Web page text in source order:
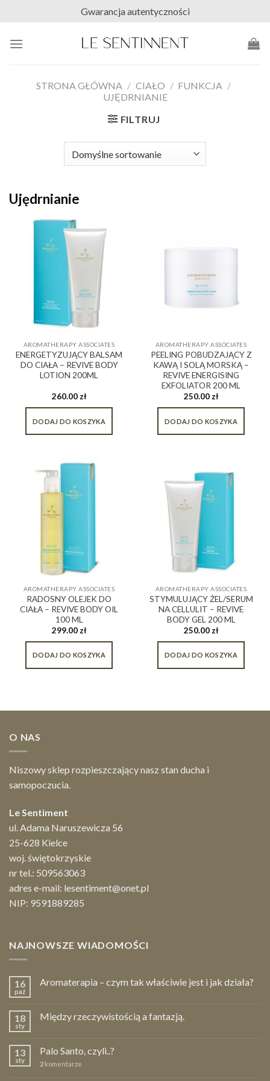
content
Gwarancja autentyczności
STRONA GŁÓWNA / CIAŁO / FUNKCJA /
UJĘDRNIANIE
FILTRUJ
Ujędrnianie
AROMATHERAPY ASSOCIATES
ENERGETYZUJĄCY BALSAM
DO CIAŁA – REVIVE BODY
LOTION 200ML
260.00zł
DODAJ DO KOSZYKA
AROMATHERAPY ASSOCIATES
PEELING POBUDZAJĄCY Z
KAWĄ I SOLĄ MORSKĄ –
REVIVE ENERGISING
EXFOLIATOR 200 ML
250.00zł
DODAJ DO KOSZYKA
AROMATHERAPY ASSOCIATES
RADOSNY OLEJEK DO
CIAŁA – REVIVE BODY OIL
100 ML
299.00 zł
DODAJ DO KOSZYKA
AROMATHERAPY ASSOCIATES
STYMULUJĄCY ŻEL/SERUM
NA CELLULIT – REVIVE
BODY GEL 200 ML
250.00 zł
DODAJ DO KOSZYKA
O NAS
Niszowy sklep rozpieszczający nasz stan ducha i
samopoczucia.
Le Sentiment
ul. Adama Naruszewicza 56
25-628 Kielce
woj. świętokrzyskie
nr tel.: 509563063
adres e-mail: lesentiment@onet.pl
NIP: 9591889285
NAJNOWSZE WIADOMOŚCI
16
paź
Aromaterapia – czym tak właściwie jest i jak działa?
18
sty
Między rzeczywistością a fantazją.
13
sty
Palo Santo, czyli..?
2 komentarze